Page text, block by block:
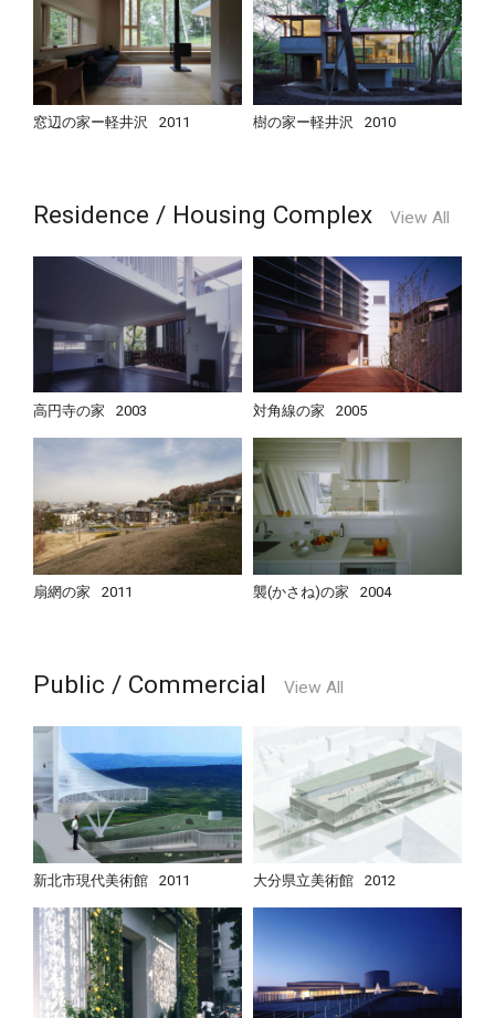
窓辺の家ー軽井沢 2011 樹の家ー軽井沢 2010
Residence / Housing Complex View All
高円寺の家 2003 対角線の家 2005
扇網の家 2011 襲(かさね)の家 2004
Public / Commercial View All
新北市現代美術館 2011 大分県立美術館 2012